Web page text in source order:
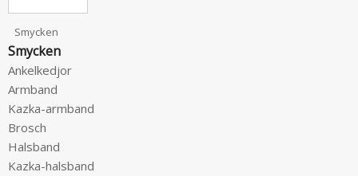
Smycken
Smycken
Ankelkedjor
Armband
Kazka-armband
Brosch
Halsband
Kazka-halsband